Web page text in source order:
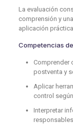
La evaluación
comprensión y
aplicación
Competencias
Comprender
postventa y
Aplicar
control
Interpretar